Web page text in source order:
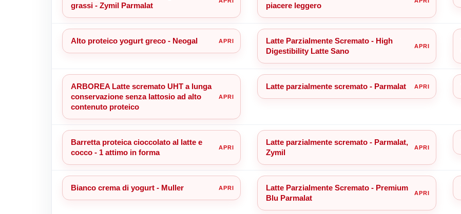
grassi - Zymil Parmalat
piacere leggero
Alto proteico yogurt greco - Neogal
Latte Parzialmente Scremato - High
Digestibility Latte Sano
ARBOREA Latte scremato UHT a lunga
conservazione senza lattosio ad alto
contenuto proteico
Latte parzialmente scremato - Parmalat
Barretta proteica cioccolato al latte e
cocco - 1 attimo in forma
Latte parzialmente scremato - Parmalat,
Zymil
Bianco crema di yogurt - Muller
Latte Parzialmente Scremato - Premium
Blu Parmalat